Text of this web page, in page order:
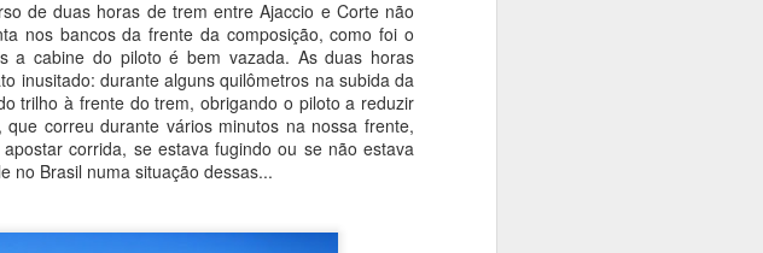
duas horas de trem entre Ajaccio e Corte não
nos bancos da frente da composição, como foi o
a cabine do piloto é bem vazada. As duas horas
inusitado: durante alguns quilômetros na subida da
trilho à frente do trem, obrigando o piloto a reduzir
correu durante vários minutos na nossa frente,
corrida, se estava fugindo ou se não estava
no Brasil numa situação dessas...
desde 2001.
da operadora
de inúmeros